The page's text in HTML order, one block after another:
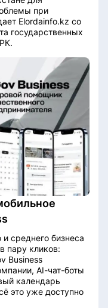
при
Elordainfo.kz со
государственных
среднего бизнеса
пару кликов:
Business
AI-чат-боты
календарь
это уже доступно